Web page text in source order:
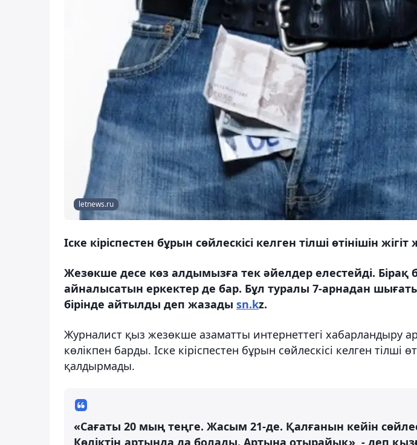
letnews.ru
Іске кіріспестен бұрын сөйлескісі келген тілші өтінішін
Жезөкше десе көз алдымызға тек әйелдер елестейді. Бірақ
айналысатын еркектер де бар. Бұл туралы 7-арнадан
бірінде айтылды деп жазады sn.kz.
Журналист қыз жезөкше азаматты интернеттегі хабарландыру
көлікпен барды. Іске кіріспестен бұрын сөйлескісі келген тілші
қалдырмады.
«Сағаты 20 мың теңге. Жасым 21-де. Қалғанын кейін
Көліктің артында да болады. Артына отырайық», - деп